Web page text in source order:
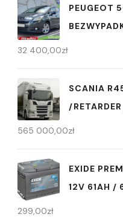
PEUGEOT
32 400,00zł
SCANIA
/
565 000,00zł
EXIDE
12V 61AH /
299,00zł